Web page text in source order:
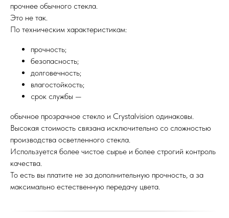
прочнее обычного стекла.
Это не так.
По техническим характеристикам:
прочность;
безопасность;
долговечность;
влагостойкость;
срок службы —
обычное прозрачное стекло и Crystalvision одинаковы.
Высокая стоимость связана исключительно со сложностью
производства осветленного стекла.
Используется более чистое сырье и более строгий контроль
качества.
То есть вы платите не за дополнительную прочность, а за
максимально естественную передачу цвета.